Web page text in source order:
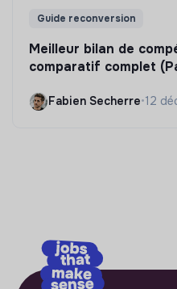
Guide reconversion
Meilleur bilan de
comparatif complet
Fabien Secherre•12